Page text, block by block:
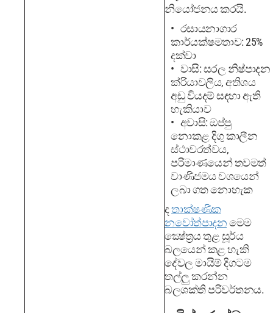
නියෝජනය කරයි.
රසායනාගාර
කාර්යක්ෂමතාව: 25%
දක්වා
වාසි: සරල නිෂ්පාදන
ක්රියාවලිය, අතිශය
අඩු වියදම් සඳහා ඇති
හැකියාව
අවාසි: ඔප්පු
නොකළ දිගු කාලීන
ස්ථාවරත්වය,
පරිමාණයෙන් තවමත්
වාණිජමය වශයෙන්
ලබා ගත නොහැක
දතාක්ෂණික
නවෝත්පාදනමෙම
ක්‍ෂේත්‍රය තුළ සූර්ය
බලයෙන් කළ හැකි
දේවල මායිම් දිගටම
තල්ලු කරන්න
බලශක්ති පරිවර්තනය.